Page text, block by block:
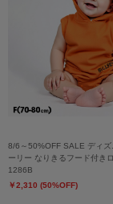
8/6～50%OFF SALE ディズ
ーリー なりきるフード付き
1286B
￥2,310 (50%OFF)